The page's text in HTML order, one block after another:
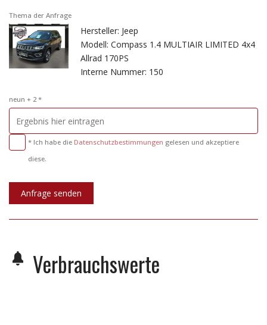
Thema der Anfrage
Hersteller: Jeep
Modell: Compass 1.4 MULTIAIR LIMITED 4x4
Allrad 170PS
Interne Nummer: 150
neun + 2 *
* Ich habe die Datenschutzbestimmungen gelesen und akzeptiere
diese.
Anfrage senden
Verbrauchswerte